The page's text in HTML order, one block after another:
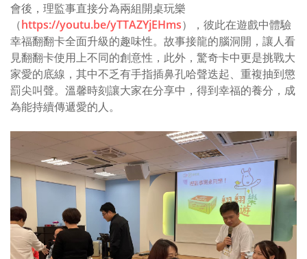
會後，理監事直接分為兩組開桌玩樂
（https://youtu.be/yTTAZYjEHms），彼此在遊戲中體驗
幸福翻翻卡全面升級的趣味性。故事接龍的腦洞開，讓人看
見翻翻卡使用上不同的創意性，此外，驚奇卡中更是挑戰大
家愛的底線，其中不乏有手指插鼻孔哈聲迭起、重複抽到懲
罰尖叫聲。溫馨時刻讓大家在分享中，得到幸福的養分，成
為能持續傳遞愛的人。